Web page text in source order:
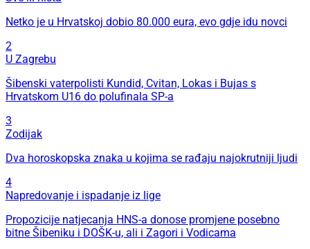
Netko je u Hrvatskoj dobio 80.000 eura, evo gdje idu novci
2
U Zagrebu
Šibenski vaterpolisti Kundid, Cvitan, Lokas i Bujas s
Hrvatskom U16 do polufinala SP-a
3
Zodijak
Dva horoskopska znaka u kojima se rađaju najokrutniji ljudi
4
Napredovanje i ispadanje iz lige
Propozicije natjecanja HNS-a donose promjene posebno
bitne Šibeniku i DOŠK-u, ali i Zagori i Vodicama